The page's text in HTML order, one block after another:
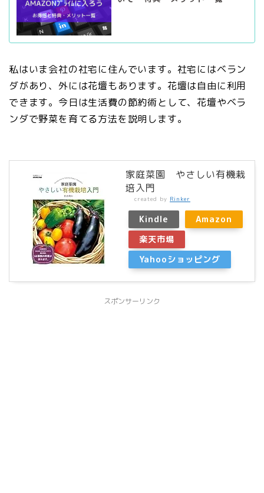
私はいま会社の社宅に住んでいます。社宅にはベラン
ダがあり、外には花壇もあります。花壇は自由に利用
できます。今日は生活費の節約術として、花壇やベラ
ンダで野菜を育てる方法を説明します。
家庭菜園 やさしい有機栽
培入門
created by Rinker
Kindle
Amazon
楽天市場
Yahooショッピング
スポンサーリンク